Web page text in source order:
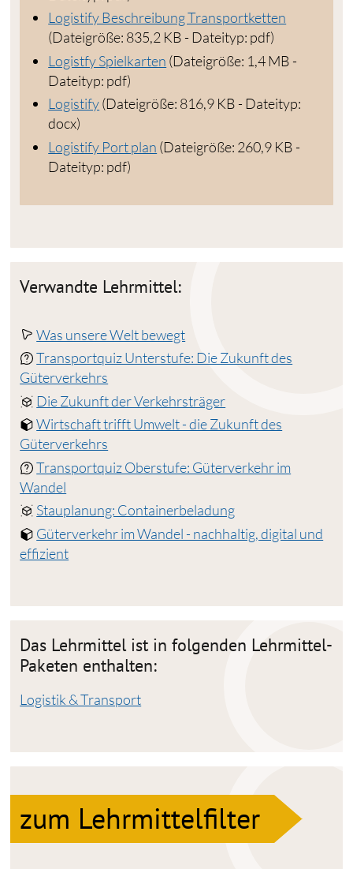
Logistify Beschreibung Transportketten
(Dateigröße: 835,2 KB - Dateityp: pdf)
Logistfy Spielkarten (Dateigröße: 1,4 MB -
Dateityp: pdf)
Logistify(Dateigröße: 816,9 KB - Dateityp:
docx)
Logistify Port plan (Dateigröße: 260,9 KB -
Dateityp: pdf)
Verwandte Lehrmittel:
Was unsere Welt bewegt
Transportquiz Unterstufe: Die Zukunft des
Güterverkehrs
Die Zukunft der Verkehrsträger
Wirtschaft trifft Umwelt - die Zukunft des
Güterverkehrs
Transportquiz Oberstufe: Güterverkehr im
Wandel
Stauplanung: Containerbeladung
Güterverkehr im Wandel - nachhaltig, digital und
effizient
Das Lehrmittel ist in folgenden Lehrmittel-
Paketen enthalten:
Logistik & Transport
zum Lehrmittelfilter